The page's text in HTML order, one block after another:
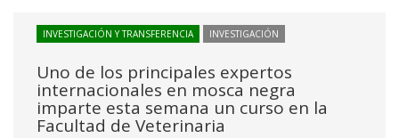
INVESTIGACIÓN Y TRANSFERENCIA INVESTIGACIÓN
Uno de los principales expertos
internacionales en mosca negra
imparte esta semana un curso en la
Facultad de Veterinaria